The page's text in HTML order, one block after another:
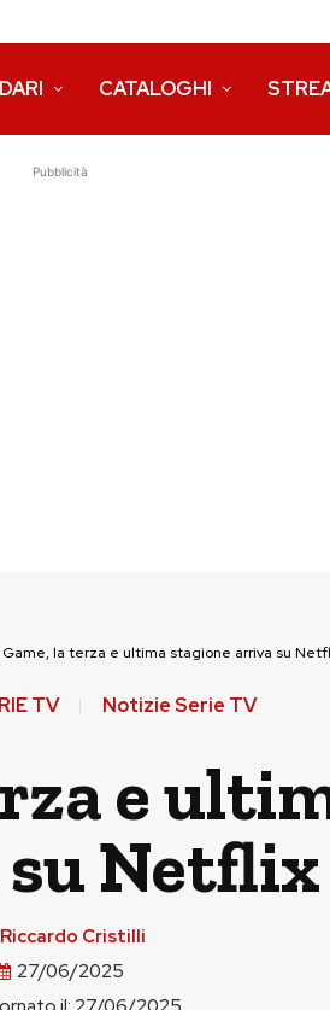
CATALOGHI
Pubblicità
la terza e ultima stagione arriva su
TV Notizie Serie TV
e
Netflix
Riccardo Cristilli
27/06/2025